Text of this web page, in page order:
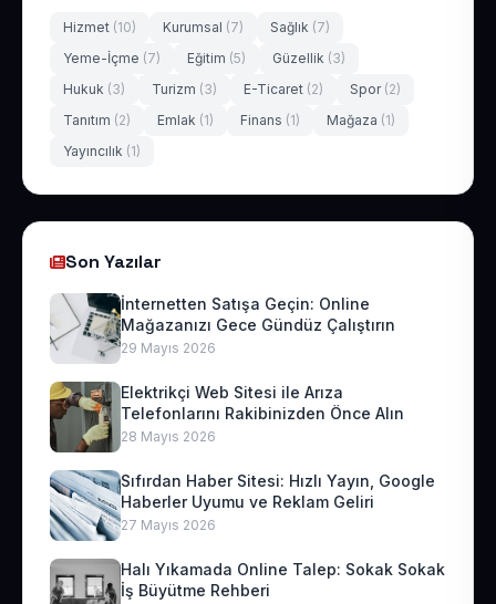
Hizmet (10) Kurumsal (7) Sağlık (7)
Yeme-İçme (7) Eğitim (5) Güzellik (3)
Hukuk (3) Turizm (3) E-Ticaret (2) Spor (2)
Tanıtım (2) Emlak (1) Finans (1) Mağaza (1)
Yayıncılık (1)
Son Yazılar
İnternetten Satışa Geçin: Online
Mağazanızı Gece Gündüz Çalıştırın
29 Mayıs 2026
Elektrikçi Web Sitesi ile Arıza
Telefonlarını Rakibinizden Önce Alın
28 Mayıs 2026
Sıfırdan Haber Sitesi: Hızlı Yayın, Google
Haberler Uyumu ve Reklam Geliri
27 Mayıs 2026
Halı Yıkamada Online Talep: Sokak Sokak
İş Büyütme Rehberi